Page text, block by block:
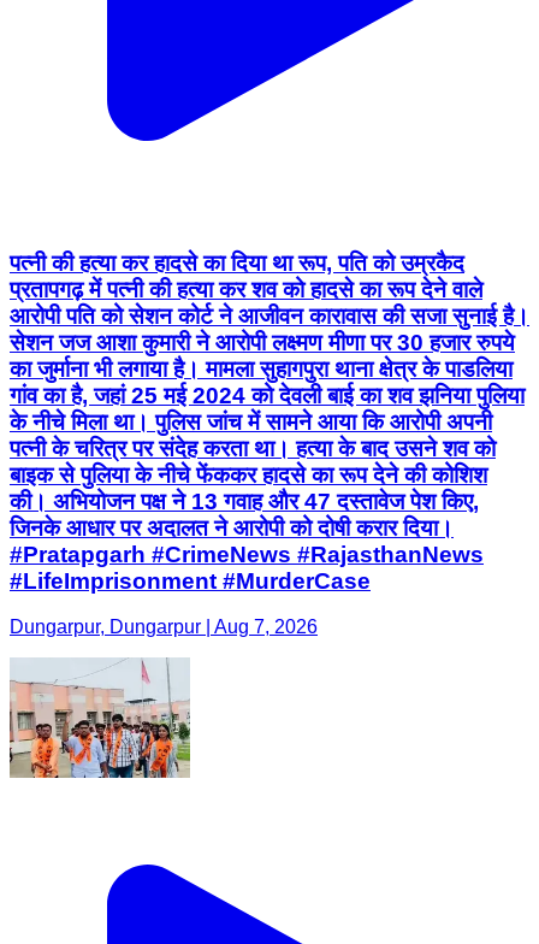
पत्नी की हत्या कर हादसे का दिया था रूप, पति को उम्रकैद
प्रतापगढ़ में पत्नी की हत्या कर शव को हादसे का रूप देने वाले
आरोपी पति को सेशन कोर्ट ने आजीवन कारावास की सजा सुनाई है।
सेशन जज आशा कुमारी ने आरोपी लक्ष्मण मीणा पर 30 हजार रुपये
का जुर्माना भी लगाया है। मामला सुहागपुरा थाना क्षेत्र के पाडलिया
गांव का है, जहां 25 मई 2024 को देवली बाई का शव झनिया पुलिया
के नीचे मिला था। पुलिस जांच में सामने आया कि आरोपी अपनी
पत्नी के चरित्र पर संदेह करता था। हत्या के बाद उसने शव को
बाइक से पुलिया के नीचे फेंककर हादसे का रूप देने की कोशिश
की। अभियोजन पक्ष ने 13 गवाह और 47 दस्तावेज पेश किए,
जिनके आधार पर अदालत ने आरोपी को दोषी करार दिया।
#Pratapgarh #CrimeNews #RajasthanNews
#LifeImprisonment #MurderCase
Dungarpur, Dungarpur | Aug 7, 2026